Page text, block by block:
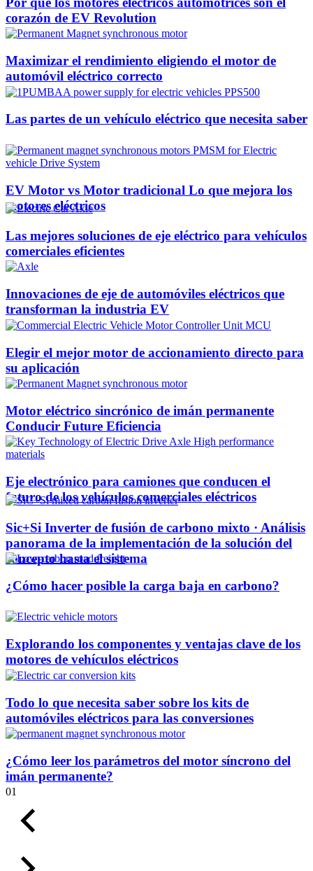
corazón de EV Revolution
Maximizar el rendimiento eligiendo el motor de
automóvil eléctrico correcto
Las partes de un vehículo eléctrico que necesita saber
EV Motor vs Motor tradicional Lo que mejora los
motores eléctricos
Las mejores soluciones de eje eléctrico para vehículos
comerciales eficientes
Innovaciones de eje de automóviles eléctricos que
transforman la industria EV
Elegir el mejor motor de accionamiento directo para
su aplicación
Motor eléctrico sincrónico de imán permanente
Conducir Future Eficiencia
Eje electrónico para camiones que conducen el
futuro de los vehículos comerciales eléctricos
Sic+Si Inverter de fusión de carbono mixto · Análisis
panorama de la implementación de la solución del
concepto hasta el sistema
¿Cómo hacer posible la carga baja en carbono?
Explorando los componentes y ventajas clave de los
motores de vehículos eléctricos
Todo lo que necesita saber sobre los kits de
automóviles eléctricos para las conversiones
¿Cómo leer los parámetros del motor síncrono del
imán permanente?
01